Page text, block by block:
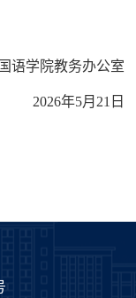
语学院教务办公室
2026年5月 21 日